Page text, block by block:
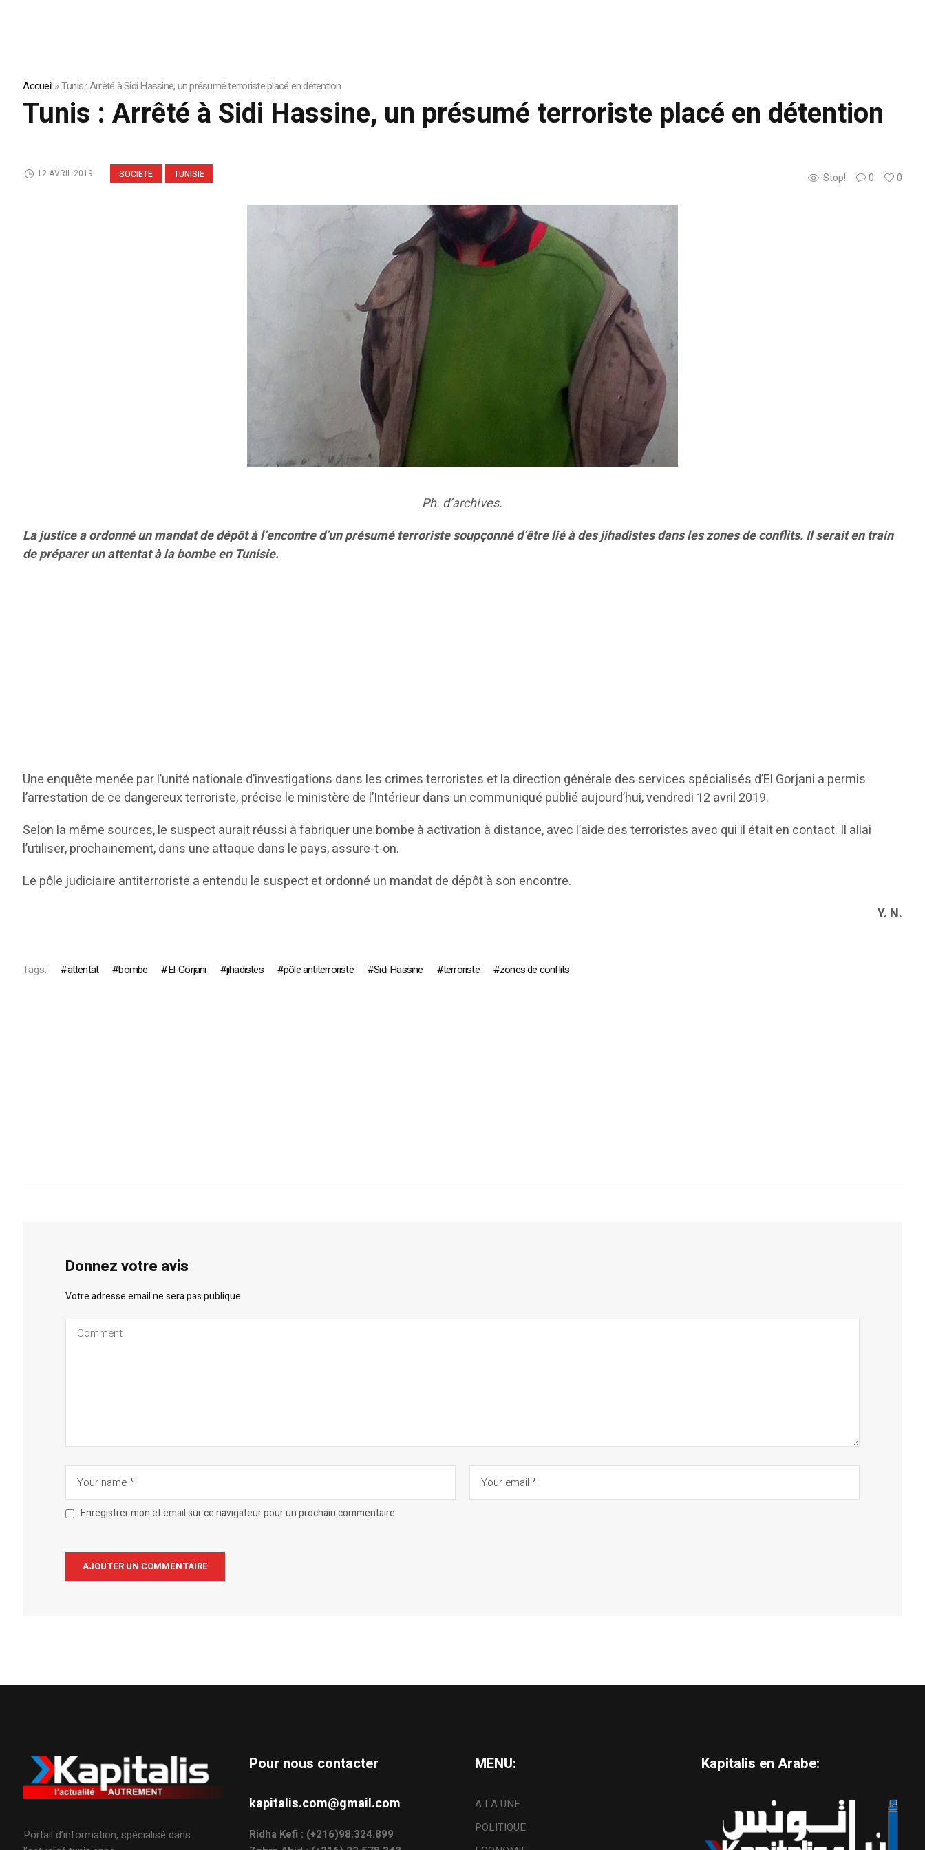
Accueil»Tunis : Arrêté à Sidi Hassine, un présumé terroriste placé en détention
Tunis : Arrêté à Sidi Hassine, un présumé terroriste placé en détention
SOCIETE TUNISIE Stop! 0 0
12 AVRIL 2019
Ph. d’archives.
La justice a ordonné un mandat de dépôt à l’encontre d’un présumé terroriste soupçonné d’être lié à des jihadistes dans les zones de conflits. Il serait en train
de préparer un attentat à la bombe en Tunisie.
Une enquête menée par l’unité nationale d’investigations dans les crimes terroristes et la direction générale des services spécialisés d’El Gorjani a permis
l’arrestation de ce dangereux terroriste, précise le ministère de l’Intérieur dans un communiqué publié aujourd’hui, vendredi 12 avril 2019.
Selon la même sources, le suspect aurait réussi à fabriquer une bombe à activation à distance, avec l’aide des terroristes avec qui il était en contact. Il allai
l’utiliser, prochainement, dans une attaque dans le pays, assure-t-on.
Le pôle judiciaire antiterroriste a entendu le suspect et ordonné un mandat de dépôt à son encontre.
Y. N.
Tags: attentat bombe El-Gorjani jihadistes pôle antiterroriste Sidi Hassine terroriste zones de conflits
Donnez votre avis
Votre adresse email ne sera pas publique.
Enregistrer mon et email sur ce navigateur pour un prochain commentaire.
Portail d’information, spécialisé dans
Pour nous contacter
kapitalis.com@gmail.com
Ridha Kefi : (+216)98.324.899
MENU:
A LA UNE
POLITIQUE
Kapitalis en Arabe: